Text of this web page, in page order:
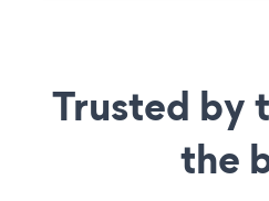
Trusted by
the